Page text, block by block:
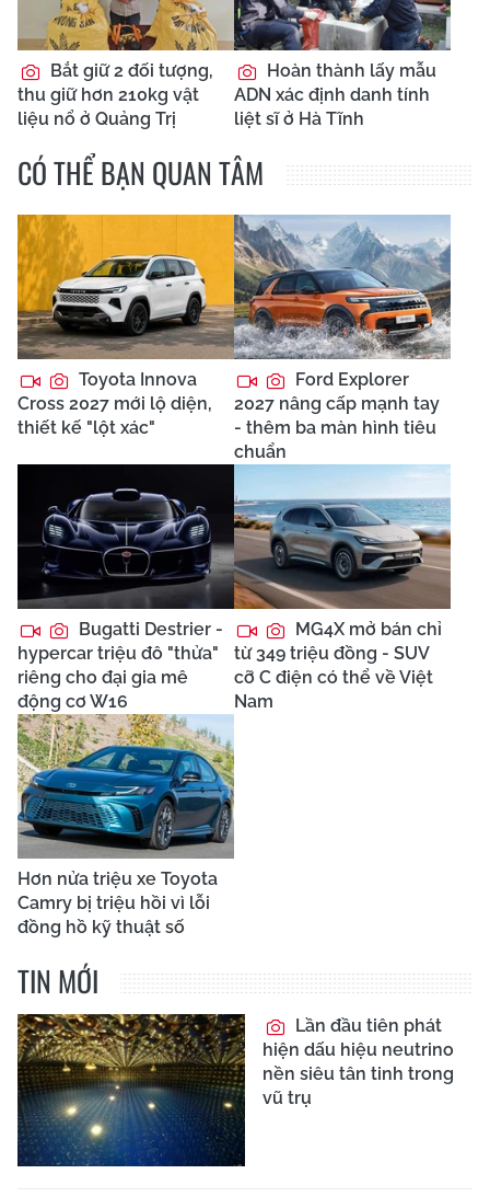
Bắt giữ 2 đối tượng,
thu giữ hơn 210kg vật
liệu nổ ở Quảng Trị
Hoàn thành lấy mẫu
ADN xác định danh tính
liệt sĩ ở Hà Tĩnh
CÓ THỂ BẠN QUAN TÂM
Toyota Innova
Cross 2027 mới lộ diện,
thiết kế "lột xác"
Ford Explorer
2027 nâng cấp mạnh tay
- thêm ba màn hình tiêu
chuẩn
Bugatti Destrier -
hypercar triệu đô "thửa"
riêng cho đại gia mê
động cơ W16
MG4X mở bán chỉ
từ 349 triệu đồng - SUV
cỡ C điện có thể về Việt
Nam
Hơn nửa triệu xe Toyota
Camry bị triệu hồi vì lỗi
đồng hồ kỹ thuật số
TIN MỚI
Lần đầu tiên phát
hiện dấu hiệu neutrino
nền siêu tân tinh trong
vũ trụ